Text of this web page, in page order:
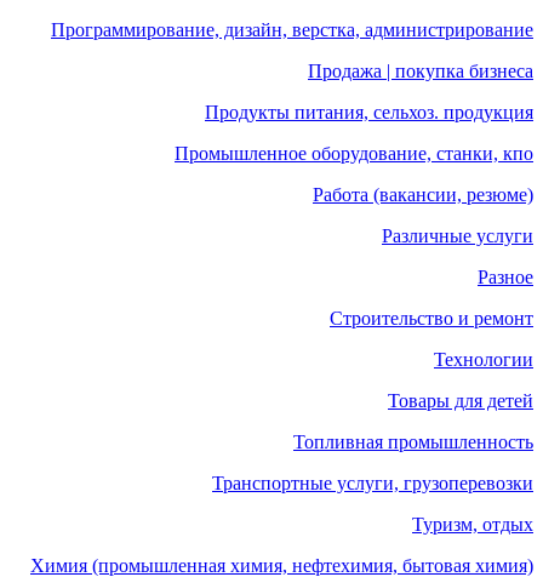
Программирование, дизайн, верстка, администрирование
Продажа | покупка бизнеса
Продукты питания, сельхоз. продукция
Промышленное оборудование, станки, кпо
Работа (вакансии, резюме)
Различные услуги
Разное
Строительство и ремонт
Технологии
Товары для детей
Топливная промышленность
Транспортные услуги, грузоперевозки
Туризм, отдых
Химия (промышленная химия, нефтехимия, бытовая химия)